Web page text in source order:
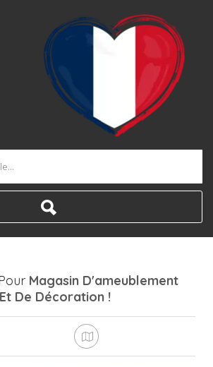
Magasin D'ameublement
Et De Décoration !